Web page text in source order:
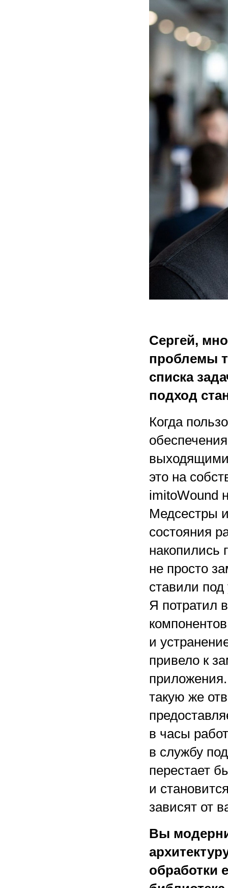
Сергей,
проблемы
списка
подход
Когда
выходящими
это на
imitoWound
Медсестры
состояния
накопились
не просто
ставили под
Я потратил
и
привело к
такую же
в часы
в службу
перестает
и
зависят от
Вы
обработки